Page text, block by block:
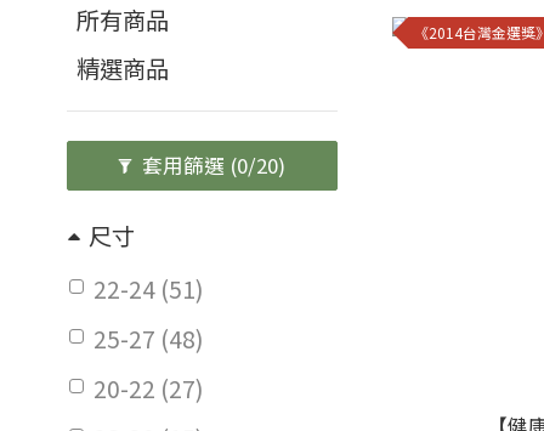
所有商品
精選商品
套用篩選 (0/20)
尺寸
22-24 (51)
25-27 (48)
20-22 (27)
《2014台灣金選獎》